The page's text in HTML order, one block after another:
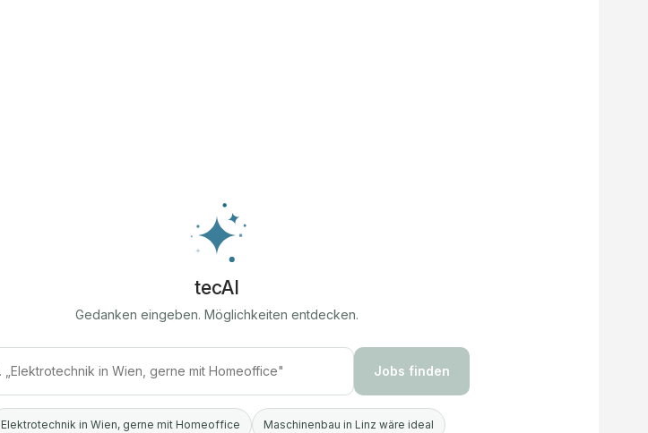
tecAI
Gedanken eingeben. Möglichkeiten entdecken.
Jobs finden
Elektrotechnik in Wien, gerne mit Homeoffice Maschinenbau in Linz wäre ideal